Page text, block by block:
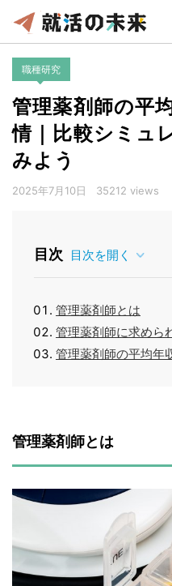
職種研究
管理薬剤師の平
情｜比較シミュ
みよう
2025年7月10日 35212 views
目次 目次を開く
管理薬剤師とは
管理薬剤師に求めら
管理薬剤師の平均年
管理薬剤師とは